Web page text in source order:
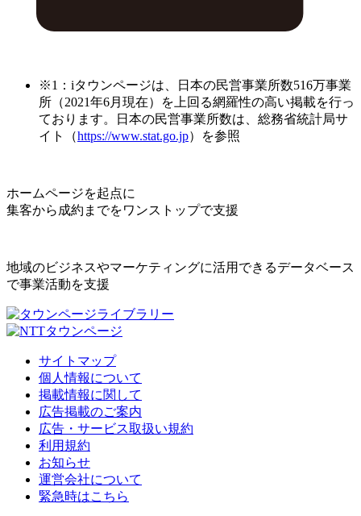
※1：iタウンページは、日本の民営事業所数516万事業
所（2021年6月現在）を上回る網羅性の高い掲載を行っ
ております。日本の民営事業所数は、総務省統計局サ
イト（https://www.stat.go.jp）を参照
ホームページを起点に
集客から成約までをワンストップで支援
地域のビジネスやマーケティングに活用できるデータベース
で事業活動を支援
サイトマップ
個人情報について
掲載情報に関して
広告掲載のご案内
広告・サービス取扱い規約
利用規約
お知らせ
運営会社について
緊急時はこちら